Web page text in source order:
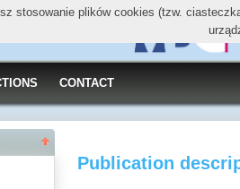
CONTACT
Publication
stosowanie plików cookies (tzw.